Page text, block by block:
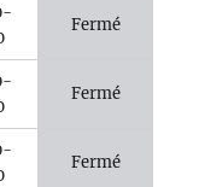
Fermé
Fermé
Fermé